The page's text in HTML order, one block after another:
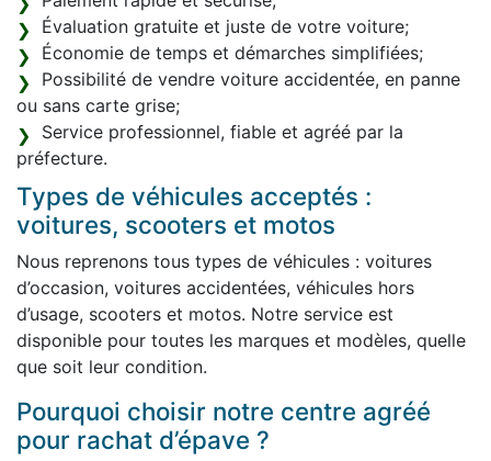
Évaluation gratuite et juste de votre voiture;
Économie de temps et démarches simplifiées;
Possibilité de vendre voiture accidentée, en panne
ou sans carte grise;
Service professionnel, fiable et agréé par la
préfecture.
Types de véhicules acceptés :
voitures, scooters et motos
Nous reprenons tous types de véhicules : voitures
d’occasion, voitures accidentées, véhicules hors
d’usage, scooters et motos. Notre service est
disponible pour toutes les marques et modèles, quelle
que soit leur condition.
Pourquoi choisir notre centre agréé
pour rachat d’épave ?